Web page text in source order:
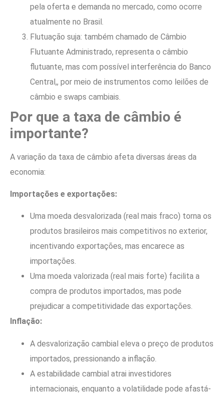
pela oferta e demanda no mercado, como ocorre
atualmente no Brasil.
Flutuação suja: também chamado de Câmbio
Flutuante Administrado, representa o câmbio
flutuante, mas com possível interferência do Banco
Central,, por meio de instrumentos como leilões de
câmbio e swaps cambiais.
Por que a taxa de câmbio é
importante?
A variação da taxa de câmbio afeta diversas áreas da
economia:
Importações e exportações:
Uma moeda desvalorizada (real mais fraco) torna os
produtos brasileiros mais competitivos no exterior,
incentivando exportações, mas encarece as
importações.
Uma moeda valorizada (real mais forte) facilita a
compra de produtos importados, mas pode
prejudicar a competitividade das exportações.
Inflação:
A desvalorização cambial eleva o preço de produtos
importados, pressionando a inflação.
A estabilidade cambial atrai investidores
internacionais, enquanto a volatilidade pode afastá-